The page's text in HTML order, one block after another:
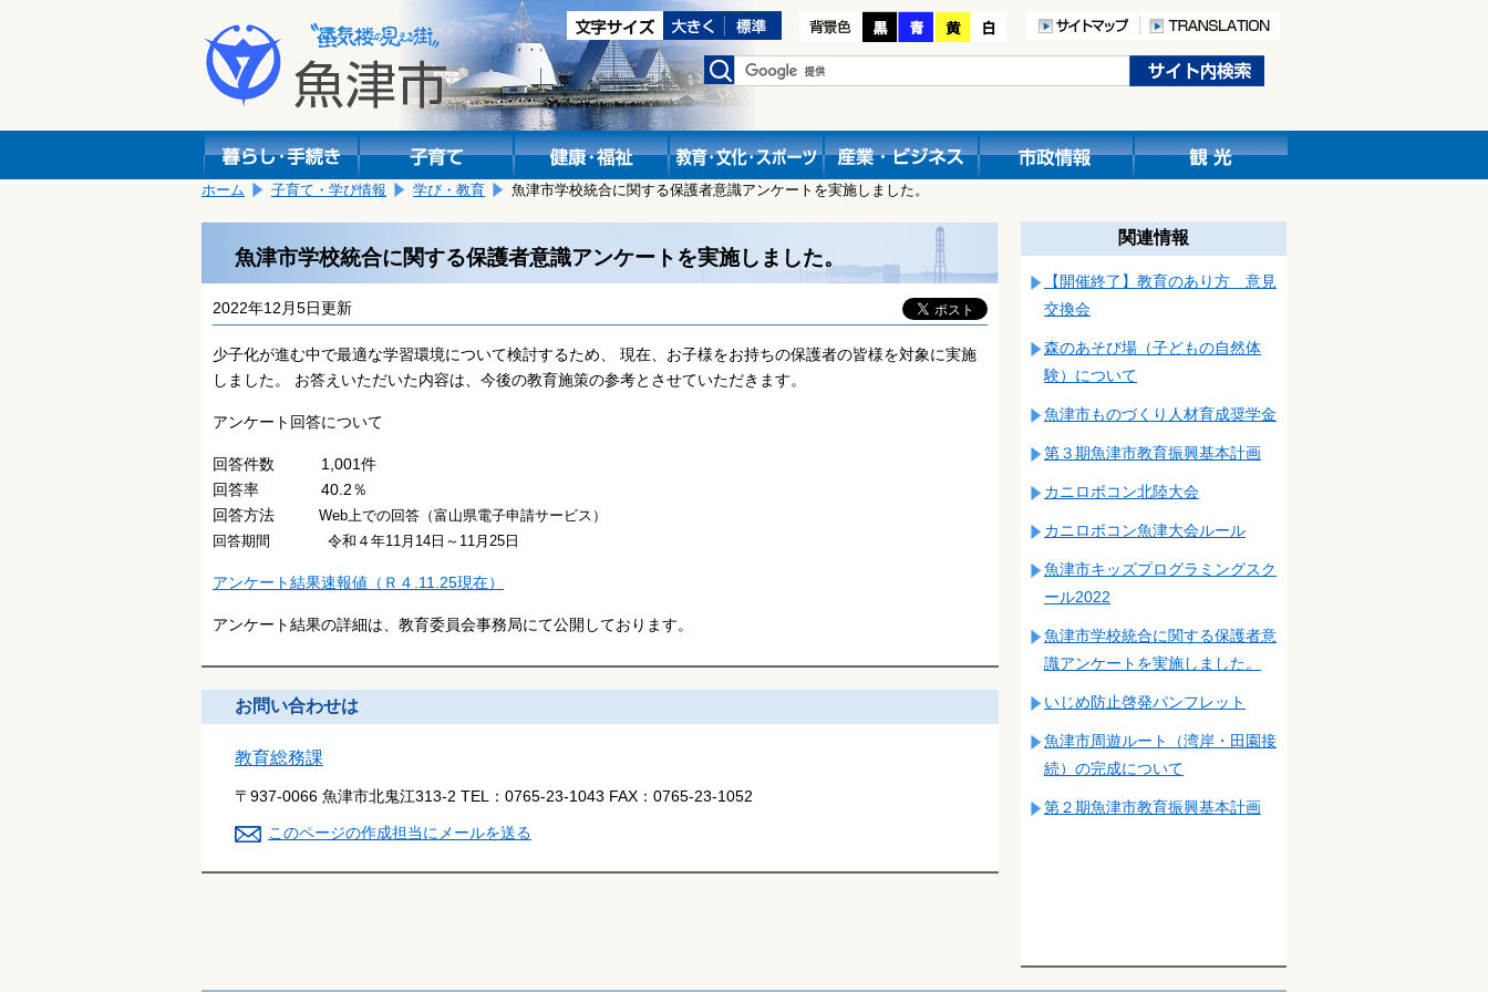
し
ホーム 子育て・学び情報 学び・教育 魚津市学校統合に関する保護者意識アンケートを実施しました。
魚津市学校統合に関する保護者意識アンケートを実施しました。
2022年12月5日更新
少子化が進む中で最適な学習環境について検討するため、 現在、お子様をお持ちの保護者の皆様を対象に実施
しました。 お答えいただいた内容は、今後の教育施策の参考とさせていただきます。
アンケート回答について
回答件数 1,001件
回答率 40.2％
回答方法
Web上での回答（富山県電子申請サービス）
回答期間
令和４年11月14日～11月25日
アンケート結果速報値（Ｒ４.11.25現在）
アンケート結果の詳細は、教育委員会事務局にて公開しております。
お問い合わせは
教育総務課
〒937-0066 魚津市北鬼江313-2 TEL： 0765-23-1043 FAX： 0765-23-1052
このページの作成担当にメールを送る
関連情報
【開催終了】教育のあり方 意見
交換会
森のあそび場（子どもの自然体
験）について
魚津市ものづくり人材育成奨学金
第３期魚津市教育振興基本計画
カニロボコン北陸大会
カニロボコン魚津大会ルール
魚津市キッズプログラミングスク
ール2022
魚津市学校統合に関する保護者意
識アンケートを実施しました。
いじめ防止啓発パンフレット
魚津市周遊ルート（湾岸・田園接
続）の完成について
第２期魚津市教育振興基本計画